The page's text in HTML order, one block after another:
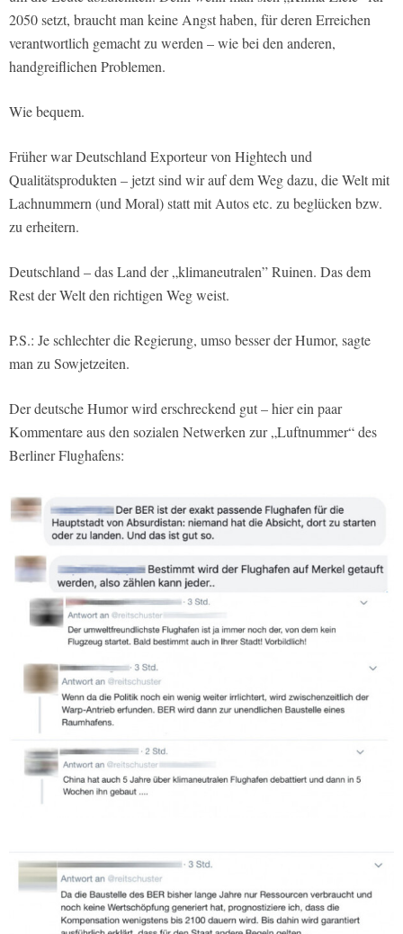
2050 setzt, braucht man keine Angst haben, für deren Erreichen
verantwortlich gemacht zu werden – wie bei den anderen,
handgreiflichen Problemen.
Wie bequem.
Früher war Deutschland Exporteur von Hightech und
Qualitätsprodukten – jetzt sind wir auf dem Weg dazu, die Welt mit
Lachnummern (und Moral) statt mit Autos etc. zu beglücken bzw.
zu erheitern.
Deutschland – das Land der „klimaneutralen” Ruinen. Das dem
Rest der Welt den richtigen Weg weist.
P.S.: Je schlechter die Regierung, umso besser der Humor, sagte
man zu Sowjetzeiten.
Der deutsche Humor wird erschreckend gut – hier ein paar
Kommentare aus den sozialen Netwerken zur „Luftnummer“ des
Berliner Flughafens: